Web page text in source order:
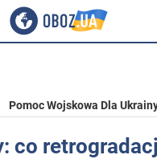
Pomoc Wojskowa Dla
co